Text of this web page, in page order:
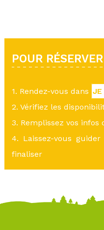
POUR
1. Rendez-vous dans JE
2. Vérifiez les
3. Remplissez vos infos
4. Laissez-vous
finaliser